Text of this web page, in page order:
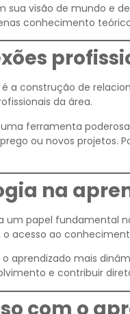
sua visão de mundo e
conhecimento
a construção de
da área.
ferramenta
ou novos projetos.
na
papel fundamental
acesso ao
aprendizado mais
e contribuir